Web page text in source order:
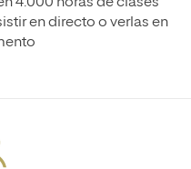
en directo o verlas en